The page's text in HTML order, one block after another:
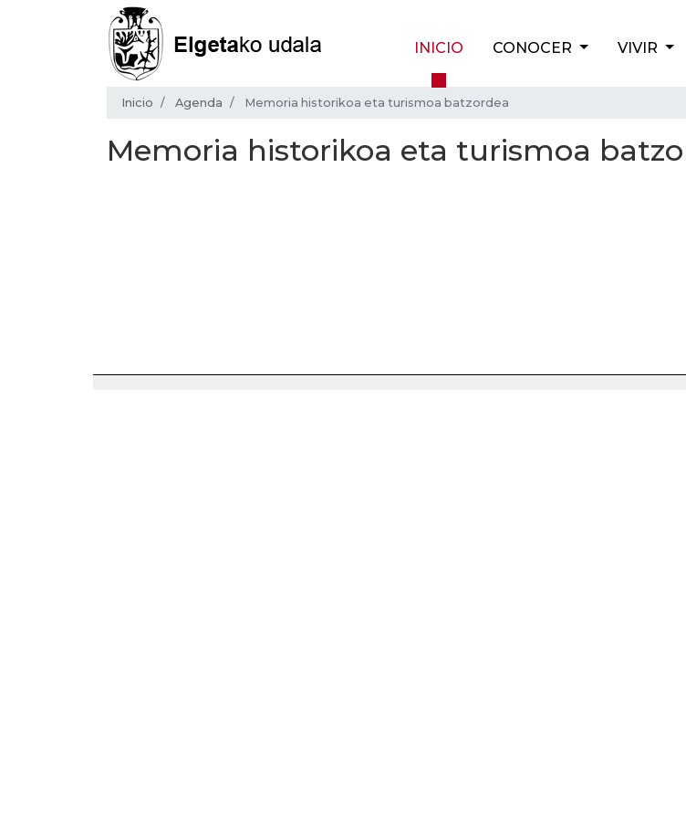
INICIO CONOCER VIVIR
Inicio Agenda Memoria historikoa eta turismoa batzordea
Memoria historikoa eta turismoa